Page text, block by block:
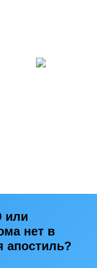
или
нет в
апостиль?